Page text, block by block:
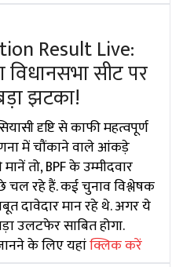
Result Live:
सीट पर
झटका!
दृष्टि से काफी महत्वपूर्ण
में चौंकाने वाले आंकड़े
तो, BPF के उम्मीदवार
चल रहे हैं. कई चुनाव विश्लेषक
दावेदार मान रहे थे. अगर ये
उलटफेर साबित होगा.
के लिए यहांक्लिक करें